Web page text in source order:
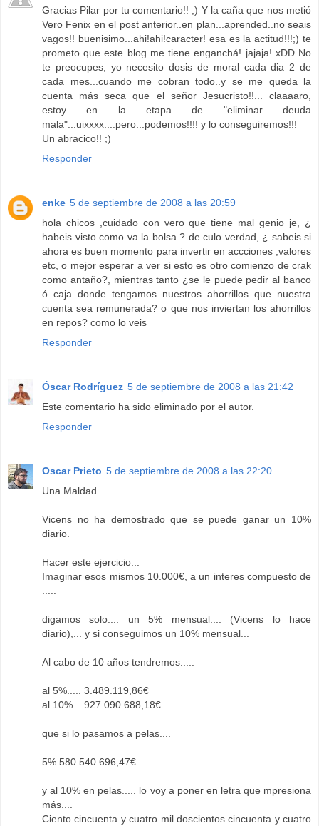
Gracias Pilar por tu comentario!! ;) Y la caña que nos metió
Vero Fenix en el post anterior..en plan...aprended..no seais
vagos!! buenisimo...ahi!ahi!caracter! esa es la actitud!!!;) te
prometo que este blog me tiene enganchá! jajaja! xDD No
te preocupes, yo necesito dosis de moral cada dia 2 de
cada mes...cuando me cobran todo..y se me queda la
cuenta más seca que el señor Jesucristo!!... claaaaro,
estoy en la etapa de "eliminar deuda
mala"...uixxxx....pero...podemos!!!! y lo conseguiremos!!!
Un abracico!! ;)
Responder
enke 5 de septiembre de 2008 a las 20:59
hola chicos ,cuidado con vero que tiene mal genio je, ¿
habeis visto como va la bolsa ? de culo verdad, ¿ sabeis si
ahora es buen momento para invertir en accciones ,valores
etc, o mejor esperar a ver si esto es otro comienzo de crak
como antaño?, mientras tanto ¿se le puede pedir al banco
ó caja donde tengamos nuestros ahorrillos que nuestra
cuenta sea remunerada? o que nos inviertan los ahorrillos
en repos? como lo veis
Responder
Óscar Rodríguez 5 de septiembre de 2008 a las 21:42
Este comentario ha sido eliminado por el autor.
Responder
Oscar Prieto 5 de septiembre de 2008 a las 22:20
Una Maldad......
Vicens no ha demostrado que se puede ganar un 10%
diario.
Hacer este ejercicio...
Imaginar esos mismos 10.000€, a un interes compuesto de
.....
digamos solo.... un 5% mensual.... (Vicens lo hace
diario),... y si conseguimos un 10% mensual...
Al cabo de 10 años tendremos.....
al 5%..... 3.489.119,86€
al 10%... 927.090.688,18€
que si lo pasamos a pelas....
5% 580.540.696,47€
y al 10% en pelas..... lo voy a poner en letra que mpresiona
más....
Ciento cincuenta y cuatro mil doscientos cincuenta y cuatro